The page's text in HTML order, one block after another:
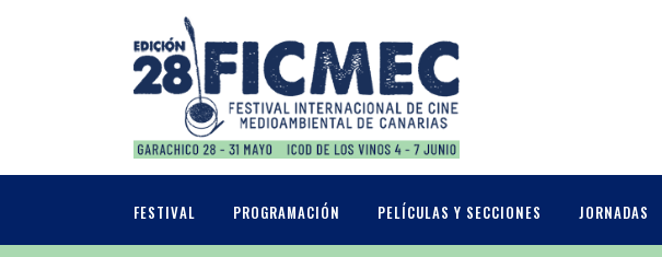
FESTIVAL PROGRAMACIÓN PELÍCULAS Y SECCIONES JORNADAS